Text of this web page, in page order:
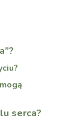
serca?